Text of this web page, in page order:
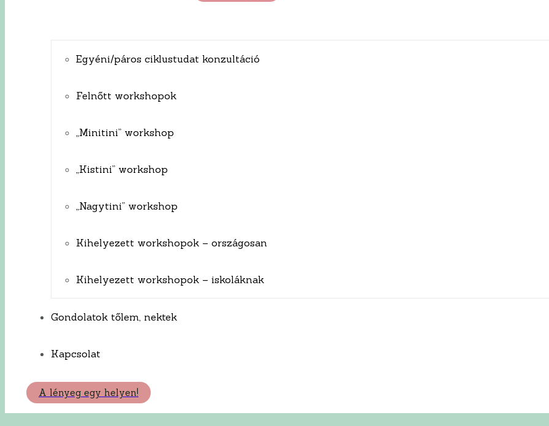
Egyéni/páros ciklustudat konzultáció
Felnőtt workshopok
„Minitini” workshop
„Kistini” workshop
„Nagytini” workshop
Kihelyezett workshopok – országosan
Kihelyezett workshopok – iskoláknak
Gondolatok tőlem, nektek
Kapcsolat
A lényeg egy helyen!